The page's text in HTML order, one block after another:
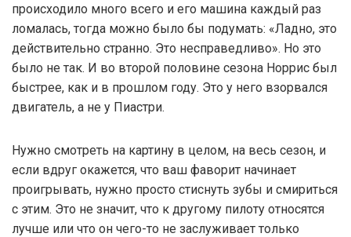
происходило много всего и его машина каждый раз
ломалась, тогда можно было бы подумать: «Ладно, это
действительно странно. Это несправедливо». Но это
было не так. И во второй половине сезона Норрис был
быстрее, как и в прошлом году. Это у него взорвался
двигатель, а не у Пиастри.
Нужно смотреть на картину в целом, на весь сезон, и
если вдруг окажется, что ваш фаворит начинает
проигрывать, нужно просто стиснуть зубы и смириться
с этим. Это не значит, что к другому пилоту относятся
лучше или что он чего-то не заслуживает только